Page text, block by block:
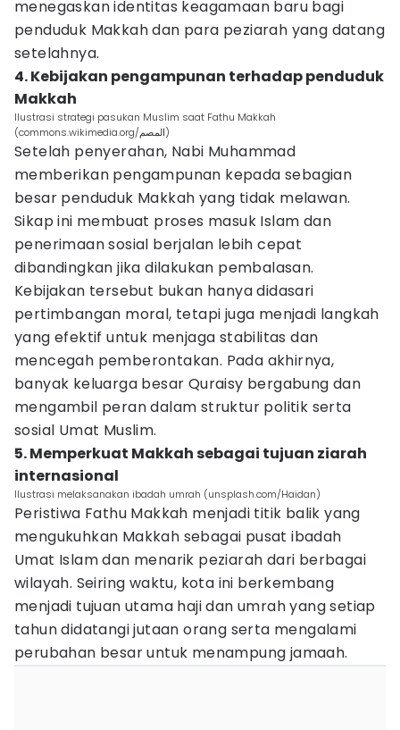
menegaskan identitas keagamaan baru bagi
penduduk Makkah dan para peziarah yang datang
setelahnya.
4. Kebijakan pengampunan terhadap penduduk
Makkah
Ilustrasi strategi pasukan Muslim saat Fathu Makkah
(commons.wikimedia.org/المصم)
Setelah penyerahan, Nabi Muhammad
memberikan pengampunan kepada sebagian
besar penduduk Makkah yang tidak melawan.
Sikap ini membuat proses masuk Islam dan
penerimaan sosial berjalan lebih cepat
dibandingkan jika dilakukan pembalasan.
Kebijakan tersebut bukan hanya didasari
pertimbangan moral, tetapi juga menjadi langkah
yang efektif untuk menjaga stabilitas dan
mencegah pemberontakan. Pada akhirnya,
banyak keluarga besar Quraisy bergabung dan
mengambil peran dalam struktur politik serta
sosial Umat Muslim.
5. Memperkuat Makkah sebagai tujuan ziarah
internasional
Ilustrasi melaksanakan ibadah umrah (unsplash.com/Haidan)
Peristiwa Fathu Makkah menjadi titik balik yang
mengukuhkan Makkah sebagai pusat ibadah
Umat Islam dan menarik peziarah dari berbagai
wilayah. Seiring waktu, kota ini berkembang
menjadi tujuan utama haji dan umrah yang setiap
tahun didatangi jutaan orang serta mengalami
perubahan besar untuk menampung jamaah.